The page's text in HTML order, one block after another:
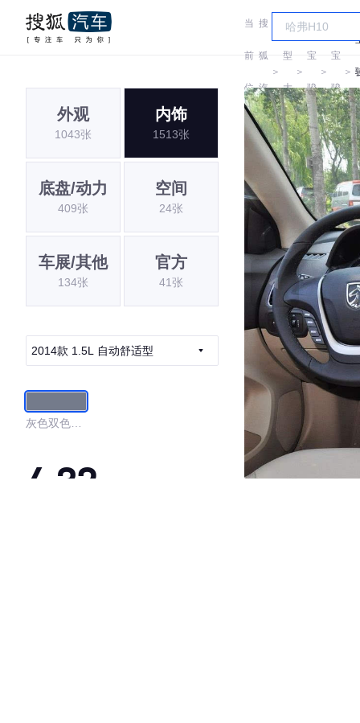
当
前
位
置:
搜
狐
汽
车
＞
车
型
大
全
＞
宝
骏
＞
宝
骏
＞
外观
1043张
内饰
1513张
底盘/动力
409张
空间
24张
车展/其他
134张
官方
41张
2014款 1.5L 自动舒适型
灰色双色内
4.32